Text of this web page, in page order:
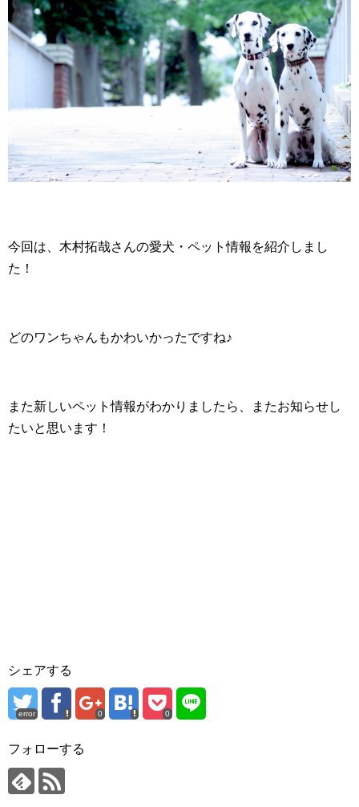
今回は、木村拓哉さんの愛犬・ペット情報を紹介しまし
た！
どのワンちゃんもかわいかったですね♪
また新しいペット情報がわかりましたら、またお知らせし
たいと思います！
シェアする
error 0 0
フォローする